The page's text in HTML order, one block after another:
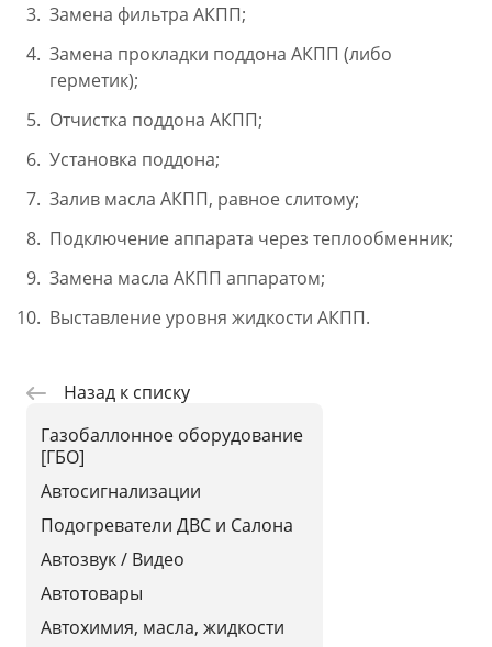
Замена фильтра АКПП;
Замена прокладки поддона АКПП (либо
герметик);
Отчистка поддона АКПП;
Установка поддона;
Залив масла АКПП, равное слитому;
Подключение аппарата через теплообменник;
Замена масла АКПП аппаратом;
Выставление уровня жидкости АКПП.
Назад к списку
Газобаллонное оборудование
[ГБО]
Автосигнализации
Подогреватели ДВС и Салона
Автозвук / Видео
Автотовары
Автохимия, масла, жидкости